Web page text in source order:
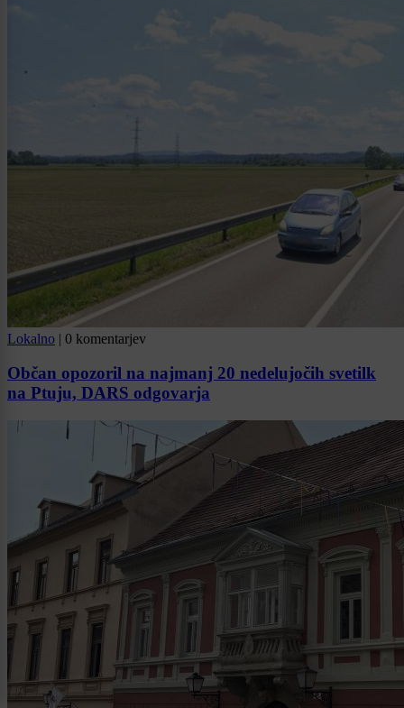
Lokalno | 0 komentarjev
Občan opozoril na najmanj 20 nedelujočih svetilk
na Ptuju, DARS odgovarja